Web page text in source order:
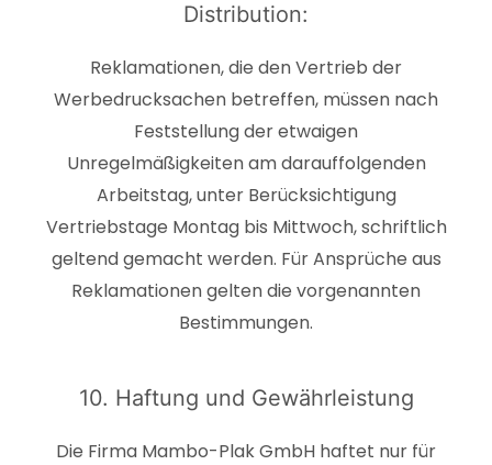
Distribution:
Reklamationen, die den Vertrieb der
Werbedrucksachen betreffen, müssen nach
Feststellung der etwaigen
Unregelmäßigkeiten am darauffolgenden
Arbeitstag, unter Berücksichtigung
Vertriebstage Montag bis Mittwoch, schriftlich
geltend gemacht werden. Für Ansprüche aus
Reklamationen gelten die vorgenannten
Bestimmungen.
10. Haftung und Gewährleistung
Die Firma Mambo-Plak GmbH haftet nur für